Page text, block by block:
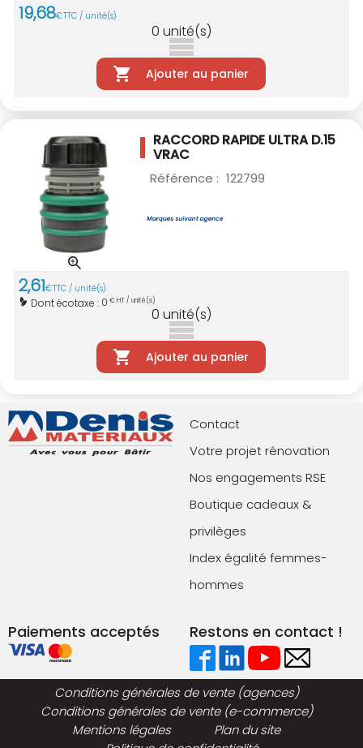
19,68€TTC / unité(s)
0 unité(s)
Ajouter au panier
RACCORD RAPIDE ULTRA D.15
VRAC
Référence : 122799
2,61€TTC / unité(s)
Dont écotaxe : 0 € HT / unité(s)
0 unité(s)
Ajouter au panier
Contact
Votre projet rénovation
Nos engagements RSE
Boutique cadeaux &
privilèges
Index égalité femmes-
hommes
Paiements acceptés Restons en contact !
Conditions générales de vente (agences)
Conditions générales de vente (e-commerce)
Mentions légales
Plan du site